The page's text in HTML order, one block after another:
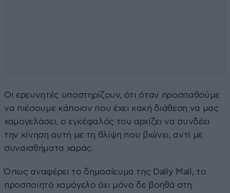
Οι ερευνητές υποστηρίζουν, ότι όταν προσπαθούμε
να πιέσουμε κάποιον που έχει κακή διάθεση να μας
χαμογελάσει, ο εγκέφαλός του αρχίζει να συνδέει
την κίνηση αυτή με τη θλίψη που βιώνει, αντί με
συναισθήματα χαράς.
Όπως αναφέρει το δημοσίευμα της Daily Mail, το
προσποιητό χαμόγελο όχι μόνο δε βοηθά στη